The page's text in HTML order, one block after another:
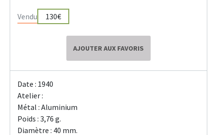
Vendu 130€
AJOUTER AUX FAVORIS
Date : 1940
Atelier :
Métal : Aluminium
Poids : 3,76 g.
Diamètre : 40 mm.